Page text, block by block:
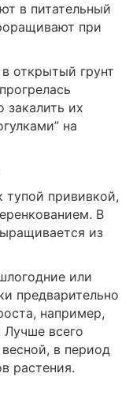
в питательный
при
открытый грунт
закалить их
на
прививкой,
В
из
или
предварительно
например,
всего
в период
растения.